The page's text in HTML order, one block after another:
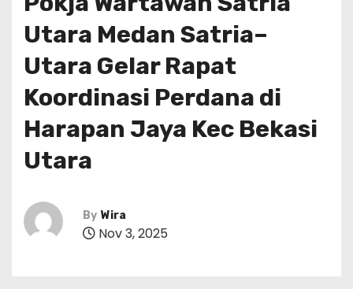
Utara Medan Satria–
Utara Gelar Rapat
Koordinasi Perdana di
Harapan Jaya Kec Bekasi
Utara
By Wira
Nov 3, 2025